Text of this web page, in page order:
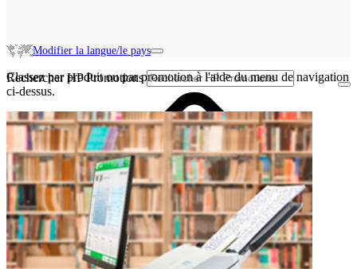
Modifier la langue/le pays
Rechercher HP Promotions
Classez par produit ou par promotion à l'aide du menu de navigation
ci-dessus.